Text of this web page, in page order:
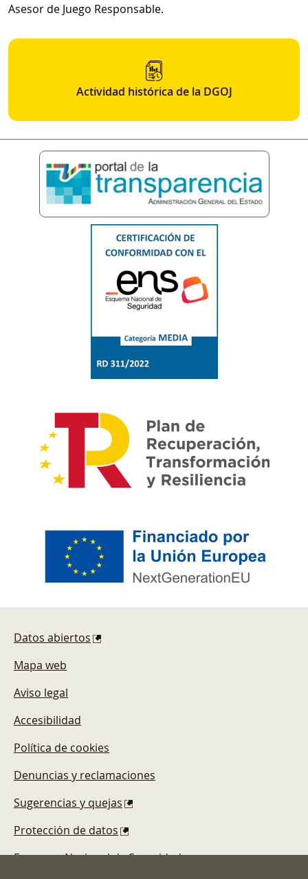
Asesor de Juego Responsable.
Actividad histórica de la DGOJ
Datos abiertos
Mapa web
Aviso legal
Accesibilidad
Política de cookies
Denuncias y reclamaciones
Sugerencias y quejas
Protección de datos
Esquema Nacional de Seguridad